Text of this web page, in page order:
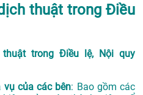
thuật trong Điều
trong Điều lệ, Nội quy
vụ của các bên: Bao gồm các